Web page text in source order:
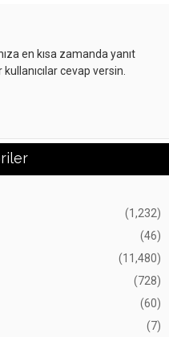
en kısa zamanda yanıt
cevap versin.
(1,232)
(46)
(11,480)
(728)
(60)
(7)